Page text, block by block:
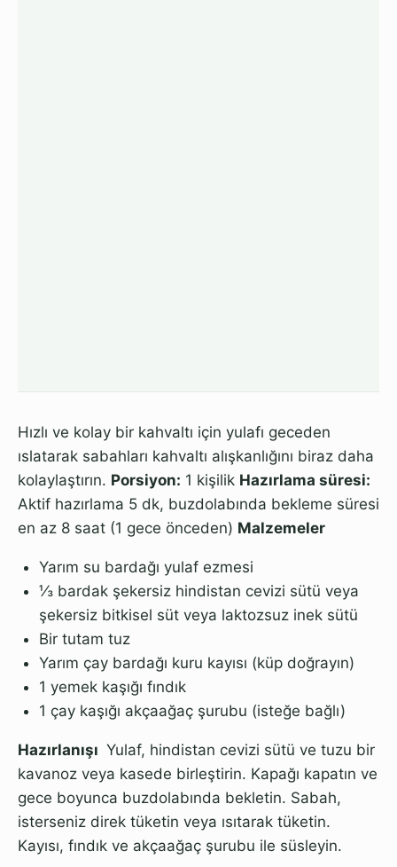
Hızlı ve kolay bir kahvaltı için yulafı geceden
ıslatarak sabahları kahvaltı alışkanlığını biraz daha
kolaylaştırın. Porsiyon: 1 kişilik Hazırlama süresi:
Aktif hazırlama 5 dk, buzdolabında bekleme süresi
en az 8 saat (1 gece önceden) Malzemeler
Yarım su bardağı yulaf ezmesi
⅓ bardak şekersiz hindistan cevizi sütü veya
şekersiz bitkisel süt veya laktozsuz inek sütü
Bir tutam tuz
Yarım çay bardağı kuru kayısı (küp doğrayın)
1 yemek kaşığı fındık
1 çay kaşığı akçaağaç şurubu (isteğe bağlı)
Hazırlanışı Yulaf, hindistan cevizi sütü ve tuzu bir
kavanoz veya kasede birleştirin. Kapağı kapatın ve
gece boyunca buzdolabında bekletin. Sabah,
isterseniz direk tüketin veya ısıtarak tüketin.
Kayısı, fındık ve akçaağaç şurubu ile süsleyin.